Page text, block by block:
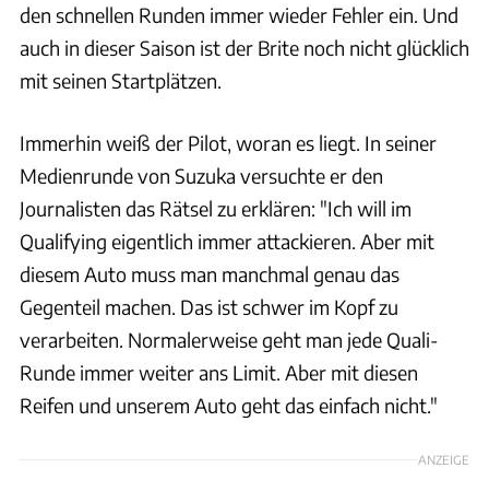
den schnellen Runden immer wieder Fehler ein. Und
auch in dieser Saison ist der Brite noch nicht glücklich
mit seinen Startplätzen.
Immerhin weiß der Pilot, woran es liegt. In seiner
Medienrunde von Suzuka versuchte er den
Journalisten das Rätsel zu erklären: "Ich will im
Qualifying eigentlich immer attackieren. Aber mit
diesem Auto muss man manchmal genau das
Gegenteil machen. Das ist schwer im Kopf zu
verarbeiten. Normalerweise geht man jede Quali-
Runde immer weiter ans Limit. Aber mit diesen
Reifen und unserem Auto geht das einfach nicht."
ANZEIGE